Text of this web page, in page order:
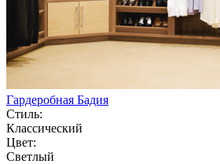
Гардеробная Бадия
Стиль:
Классический
Цвет:
Светлый